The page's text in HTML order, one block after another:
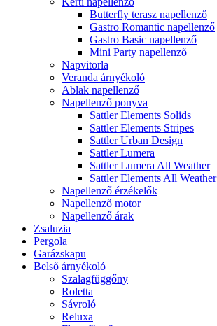
Butterfly terasz napellenző
Gastro Romantic napellenző
Gastro Basic napellenző
Mini Party napellenző
Napvitorla
Veranda árnyékoló
Ablak napellenző
Napellenző ponyva
Sattler Elements Solids
Sattler Elements Stripes
Sattler Urban Design
Sattler Lumera
Sattler Lumera All Weather
Sattler Elements All Weather
Napellenző érzékelők
Napellenző motor
Napellenző árak
Zsaluzia
Pergola
Garázskapu
Belső árnyékoló
Szalagfüggőny
Roletta
Sávroló
Reluxa